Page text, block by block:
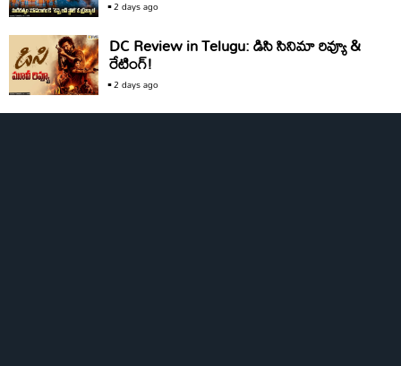
2 days ago
DC Review in Telugu: డిసి సినిమా రివ్యూ &
రేటింగ్!
2 days ago